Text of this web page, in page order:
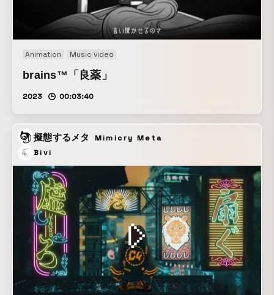
Animation Music video
brains™「良薬」
2023 00:03:40
擬態するメタ
Mimicry Meta
Bivi